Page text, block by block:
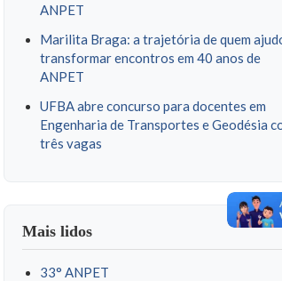
ANPET
Marilita Braga: a trajetória de quem
transformar encontros em 40 anos de
ANPET
UFBA abre concurso para docentes em
Engenharia de Transportes e Geodésia
três vagas
Mais lidos
33° ANPET